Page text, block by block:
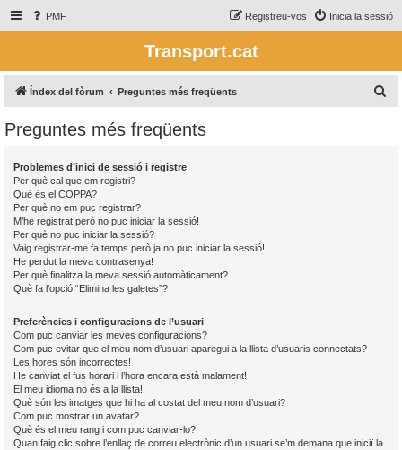
PMF Inicia la sessió
Registreu-vos
Transport.cat
Índex del fòrum Preguntes més freqüents
Preguntes més freqüents
Problemes d’inici de sessió i registre
Per què cal que em registri?
Què és el COPPA?
Per què no em puc registrar?
M’he registrat però no puc iniciar la sessió!
Per què no puc iniciar la sessió?
Vaig registrar-me fa temps però ja no puc iniciar la sessió!
He perdut la meva contrasenya!
Per què finalitza la meva sessió automàticament?
Què fa l’opció “Elimina les galetes”?
Preferències i configuracions de l’usuari
Com puc canviar les meves configuracions?
Com puc evitar que el meu nom d’usuari aparegui a la llista d’usuaris connectats?
Les hores són incorrectes!
He canviat el fus horari i l’hora encara està malament!
El meu idioma no és a la llista!
Què són les imatges que hi ha al costat del meu nom d’usuari?
Com puc mostrar un avatar?
Què és el meu rang i com puc canviar-lo?
Quan faig clic sobre l’enllaç de correu electrònic d’un usuari se’m demana que iniciï la